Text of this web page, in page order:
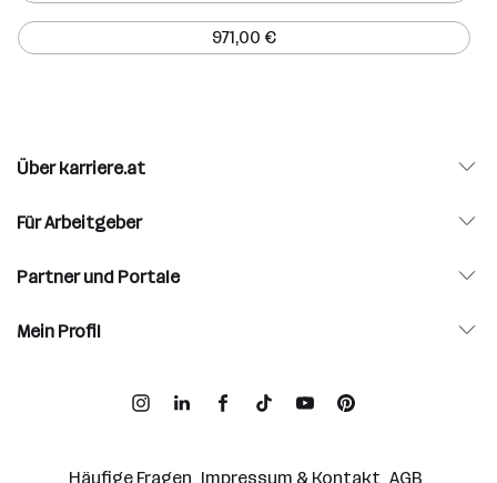
971,00 €
Über karriere.at
Für Arbeitgeber
Partner und Portale
Mein Profil
Häufige Fragen Impressum & Kontakt AGB